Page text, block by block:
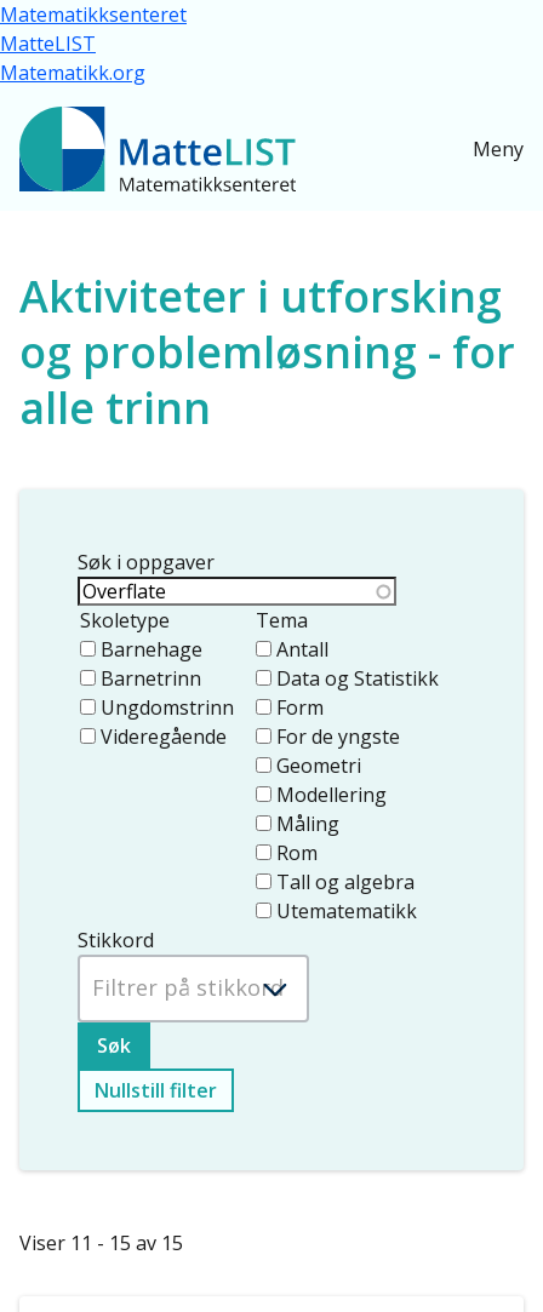
Hopp til hovedinnhold
Matematikksenteret
MatteLIST
Matematikk.org
Meny
Ressurser for alle
Aktiviteter i utforsking
og problemløsning - for
alle trinn
Søk i oppgaver
Skoletype
Barnehage
Barnetrinn
Ungdomstrinn
Videregående
Tema
Antall
Data og Statistikk
Form
For de yngste
Geometri
Modellering
Måling
Rom
Tall og algebra
Utematematikk
Stikkord
Nullstill filter
Viser 11 - 15 av 15